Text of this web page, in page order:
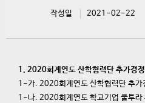
작성일 2021-02-22
1. 2020회계연도 산학협력단 추가경
1-가. 2020회계연도 산학협력단 추가
1-나. 2020회계연도 학교기업 쿨투라